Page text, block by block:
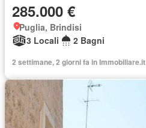
285.000 €
Puglia, Brindisi
3 Locali
2 Bagni
2 settimane, 2 giorni fa in Immobiliare.it